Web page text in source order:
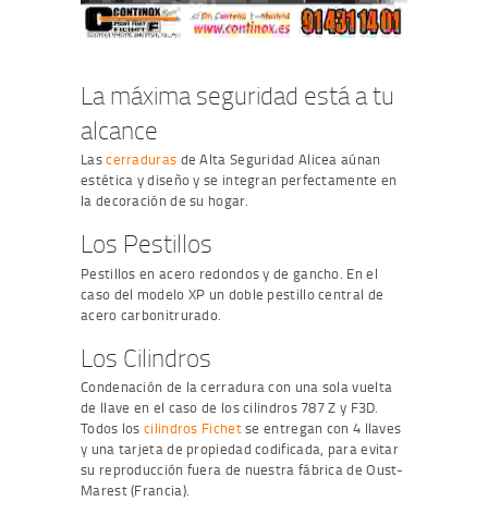
La máxima seguridad está a tu
alcance
Lascerraduras de Alta Seguridad Alicea aúnan
estética y diseño y se integran perfectamente en
la decoración de su hogar.
Los Pestillos
Pestillos en acero redondos y de gancho. En el
caso del modelo XP un doble pestillo central de
acero carbonitrurado.
Los Cilindros
Condenación de la cerradura con una sola vuelta
de llave en el caso de los cilindros 787 Z y F3D.
Todos los cilindros Fichetse entregan con 4 llaves
y una tarjeta de propiedad codificada, para evitar
su reproducción fuera de nuestra fábrica de Oust-
Marest (Francia).